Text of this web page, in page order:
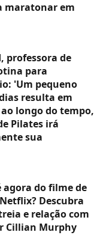
maratonar em
professora de
para
'Um pequeno
resulta em
longo do tempo,
Pilates irá
sua
agora do filme de
Descubra
e relação com
Cillian Murphy